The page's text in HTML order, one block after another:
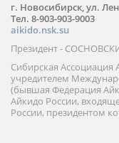
г. Новосибирск, ул.
Тел. 8-903-903-9003
aikido.nsk.su
Президент -
Сибирская Ассоциация
учредителем
(бывшая Федерация
Айкидо России,
России, президентом